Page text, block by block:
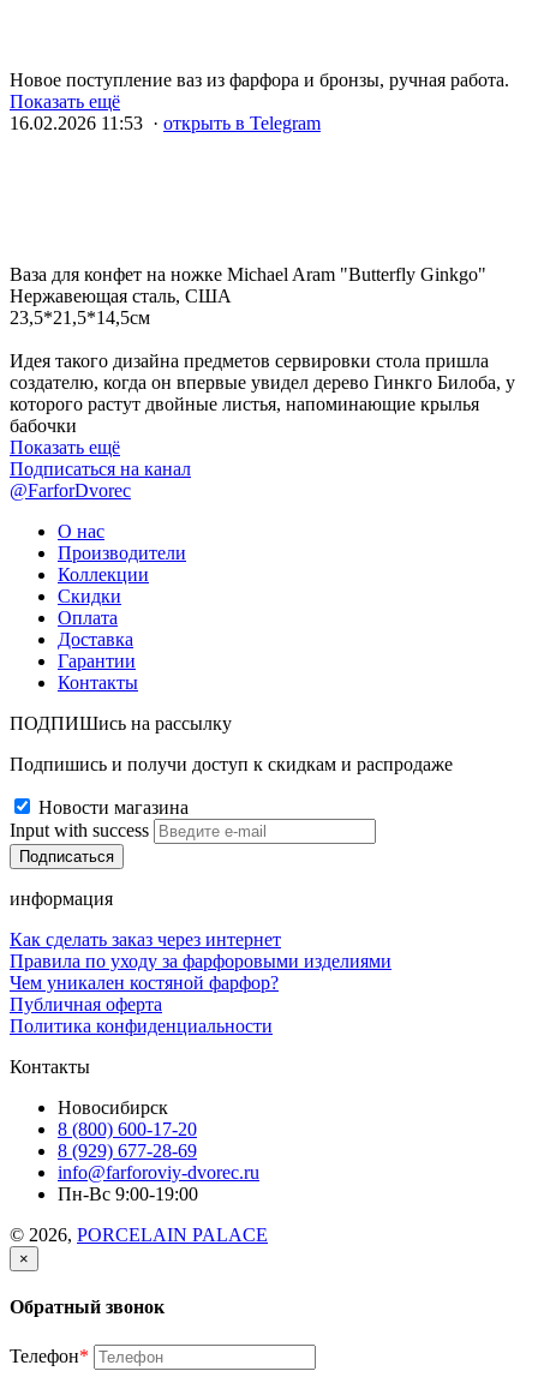
Новое поступление ваз из фарфора и бронзы, ручная работа.
Показать ещё
16.02.2026 11:53 · открыть в Telegram
Ваза для конфет на ножке Michael Aram "Butterfly Ginkgo"
Нержавеющая сталь, США
23,5*21,5*14,5см
Идея такого дизайна предметов сервировки стола пришла
создателю, когда он впервые увидел дерево Гинкго Билоба, у
которого растут двойные листья, напоминающие крылья
бабочки
Показать ещё
Подписаться на канал
@FarforDvorec
О нас
Производители
Коллекции
Скидки
Оплата
Доставка
Гарантии
Контакты
ПОДПИШись на рассылку
Подпишись и получи доступ к скидкам и распродаже
Новости магазина
Input with success
информация
Как сделать заказ через интернет
Правила по уходу за фарфоровыми изделиями
Чем уникален костяной фарфор?
Публичная оферта
Политика конфиденциальности
Контакты
Новосибирск
8 (800) 600-17-20
8 (929) 677-28-69
info@farforoviy-dvorec.ru
Пн-Вс 9:00-19:00
© 2026, PORCELAIN PALACE
×
Обратный звонок
Телефон*